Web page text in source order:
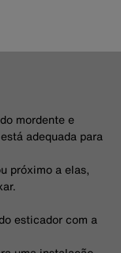
mordente e
adequada para
próximo a elas,
esticador com a